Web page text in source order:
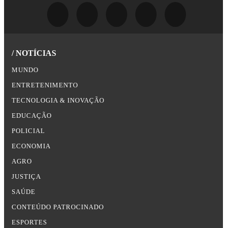
/ NOTÍCIAS
MUNDO
ENTRETENIMENTO
TECNOLOGIA & INOVAÇÃO
EDUCAÇÃO
POLICIAL
ECONOMIA
AGRO
JUSTIÇA
SAÚDE
CONTEÚDO PATROCINADO
ESPORTES